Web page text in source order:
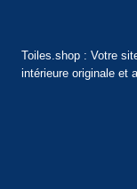
Toiles.shop : Votre
intérieure originale et